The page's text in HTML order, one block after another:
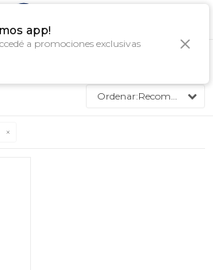
app!
a promociones exclusivas
LIMPIEZA GAMBERONI
Recomendados